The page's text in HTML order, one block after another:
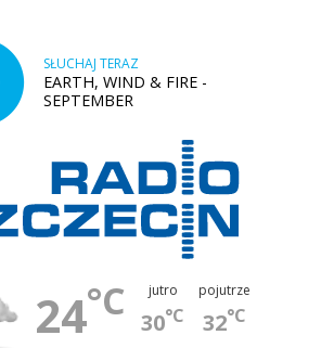
SŁUCHAJ TERAZ
EARTH, WIND & FIRE -
SEPTEMBER
24°C jutro
30°C
pojutrze
32°C